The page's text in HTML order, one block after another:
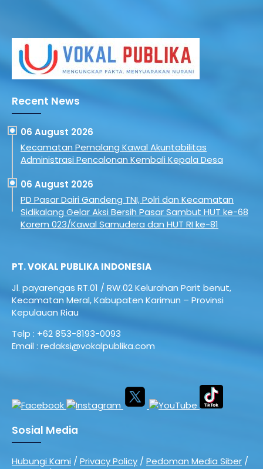
Recent News
06 August 2026
Kecamatan Pemalang Kawal Akuntabilitas
Administrasi Pencalonan Kembali Kepala Desa
06 August 2026
PD Pasar Dairi Gandeng TNI, Polri dan Kecamatan
Sidikalang Gelar Aksi Bersih Pasar Sambut HUT ke-68
Korem 023/Kawal Samudera dan HUT RI ke-81
PT. VOKAL PUBLIKA INDONESIA
Jl. payarengas RT.01 / RW.02Kelurahan Parit benut,
Kecamatan Meral,Kabupaten Karimun – Provinsi
Kepulauan Riau
Telp : +62 853-8193-0093
Email : redaksi@vokalpublika.com
Sosial Media
Hubungi Kami / Privacy Policy / Pedoman Media Siber /